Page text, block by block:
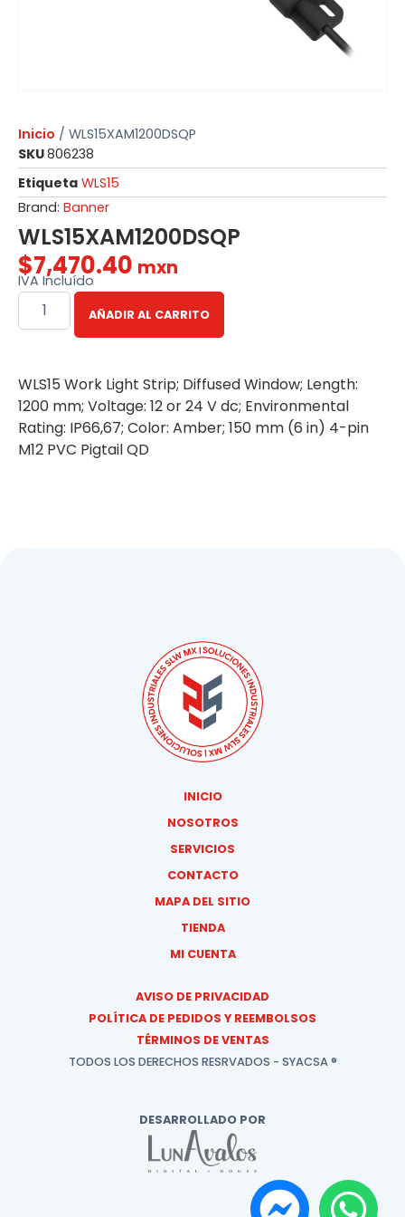
Inicio / WLS15XAM1200DSQP
SKU806238
Etiqueta WLS15
Brand: Banner
WLS15XAM1200DSQP
$7,470.40 mxn
IVA Incluído
AÑADIR AL CARRITO
WLS15 Work Light Strip; Diffused Window; Length:
1200 mm; Voltage: 12 or 24 V dc; Environmental
Rating: IP66,67; Color: Amber; 150 mm (6 in) 4-pin
M12 PVC Pigtail QD
INICIO
NOSOTROS
SERVICIOS
CONTACTO
MAPA DEL SITIO
TIENDA
MI CUENTA
AVISO DE PRIVACIDAD
POLÍTICA DE PEDIDOS Y REEMBOLSOS
TÉRMINOS DE VENTAS
TODOS LOS DERECHOS RESRVADOS - SYACSA ®
DESARROLLADO POR